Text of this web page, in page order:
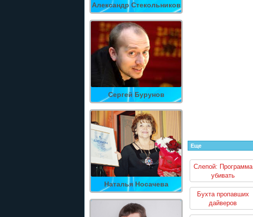
Александр Стекольников
Сергей Бурунов
Наталья Носачева
Еще
Слепой: Программа
убивать
Бухта пропавших
дайверов